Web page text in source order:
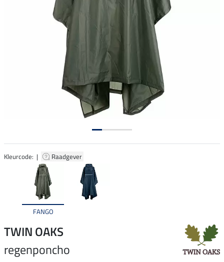
Kleurcode: | Raadgever
FANGO
TWIN OAKS
regenponcho